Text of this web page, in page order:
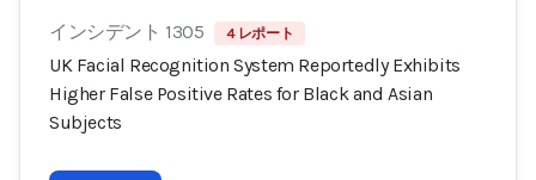
インシデント 1305 4 レポート
UK Facial Recognition System Reportedly Exhibits
Higher False Positive Rates for Black and Asian
Subjects